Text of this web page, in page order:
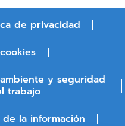
de privacidad
y seguridad
trabajo
la información